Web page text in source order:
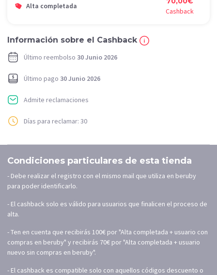
Alta completada
Cashback
Información sobre el Cashback
Último reembolso 30 Junio 2026
Último pago 30 Junio 2026
Admite reclamaciones
Días para reclamar: 30
Condiciones particulares de esta tienda
- Debe realizar el registro con el mismo mail que utiliza en beruby
para poder identificarlo.
- El cashback solo es válido para usuarios que finalicen el proceso de
alta.
- Ten en cuenta que recibirás 100€ por "Alta completada + usuario con
compras en beruby" y recibirás 70€ por "Alta completada + usuario
nuevo sin compras en beruby".
- El cashback es compatible solo con aquellos códigos descuento o